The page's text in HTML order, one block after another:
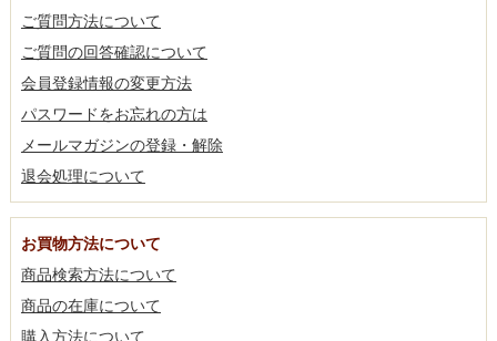
ご質問方法について
ご質問の回答確認について
会員登録情報の変更方法
パスワードをお忘れの方は
メールマガジンの登録・解除
退会処理について
お買物方法について
商品検索方法について
商品の在庫について
購入方法について